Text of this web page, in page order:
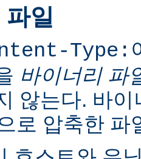
일
Type:
바이너리 파
않는다. 바
로 압축한 파